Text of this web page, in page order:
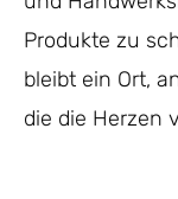
Produkte zu
bleibt ein Ort,
die die Herzen